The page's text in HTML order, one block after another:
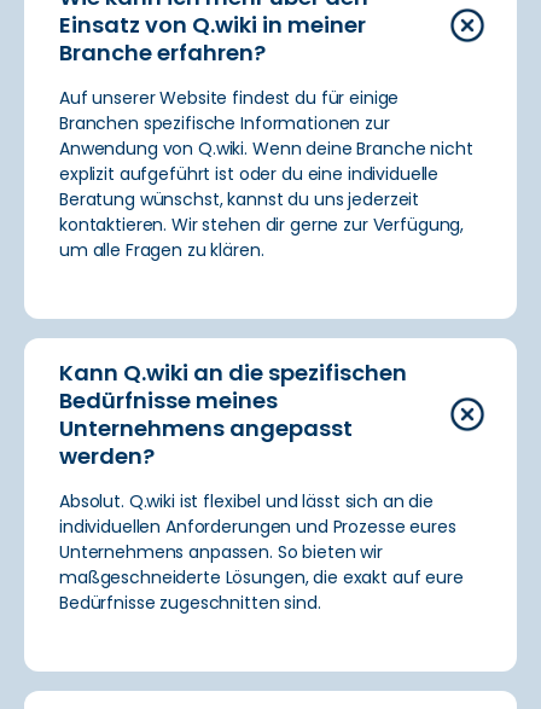
Einsatz von Q.wiki in meiner
Branche erfahren?
Auf unserer Website findest du für einige
Branchen spezifische Informationen zur
Anwendung von Q.wiki. Wenn deine Branche nicht
explizit aufgeführt ist oder du eine individuelle
Beratung wünschst, kannst du uns jederzeit
kontaktieren. Wir stehen dir gerne zur Verfügung,
um alle Fragen zu klären.
Kann Q.wiki an die spezifischen
Bedürfnisse meines
Unternehmens angepasst
werden?
Absolut. Q.wiki ist flexibel und lässt sich an die
individuellen Anforderungen und Prozesse eures
Unternehmens anpassen. So bieten wir
maßgeschneiderte Lösungen, die exakt auf eure
Bedürfnisse zugeschnitten sind.